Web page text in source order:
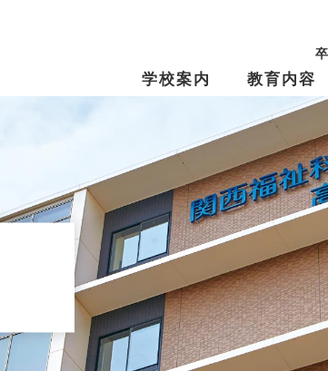
学校案内
校長からのメッセージ 学
キャンパスマップ ス
Tama Café （食堂） 夢
動画アーカイブス
教育内容
学習・教育システム 学
特別進学Ⅰコース 特
保育進学コース 卒
年間行事・制服紹介 文
修学旅行
進路指導 進
生徒募集要項 学
資料請求 オ